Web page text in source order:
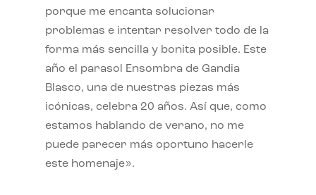
porque me encanta solucionar
problemas e intentar resolver todo de la
forma más sencilla y bonita posible. Este
año el parasol Ensombra de Gandia
Blasco, una de nuestras piezas más
icónicas, celebra 20 años. Así que, como
estamos hablando de verano, no me
puede parecer más oportuno hacerle
este homenaje».